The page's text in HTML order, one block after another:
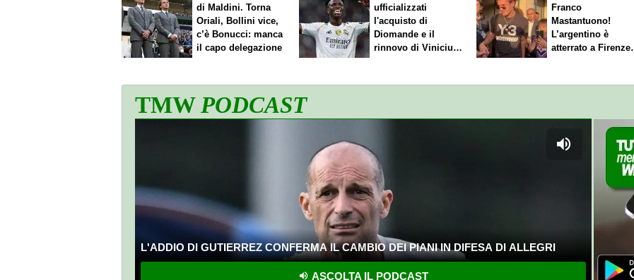
di Maldini. Torna
Oriali, Bollini vice,
c’è Bonucci: manca
il capo delegazione
ufficializzati
l'acquisto di
Diomande e il
rinnovo di Vinicius.
Franco
Mastantuono!
L’argentino è
atterrato a Firenze,
TMWPODCAST
L'ADDIO DI GUTIERREZ CONFERMA IL CAMBIO DEI PIANI IN DIFESA DI ALLEGRI
ASCOLTA IL PODCAST